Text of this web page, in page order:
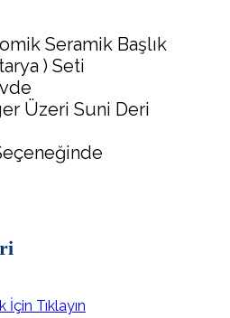
Seramik Başlık
) Seti
Üzeri Suni Deri
Tıklayın